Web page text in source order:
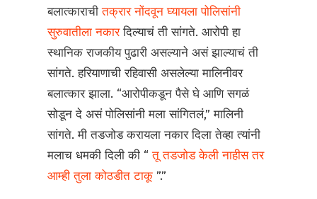
बलात्काराचीतक्रार नोंदवून घ्यायला पोलिसांनी
सुरुवातीला नकारदिल्याचं ती सांगते. आरोपी हा
स्थानिक राजकीय पुढारी असल्याने असं झाल्याचं ती
सांगते. हरियाणाची रहिवासी असलेल्या मालिनीवर
बलात्कार झाला. “आरोपीकडून पैसे घे आणि सगळं
सोडून दे असं पोलिसांनी मला सांगितलं,” मालिनी
सांगते. मी तडजोड करायला नकार दिला तेव्हा त्यांनी
मलाच धमकी दिली की “तू तडजोड केली नाहीस तर
आम्ही तुला कोठडीत टाकू”.”